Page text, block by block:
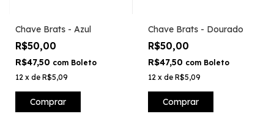
Chave Brats - Azul
R$50,00
R$47,50 com Boleto
12 x de R$5,09
Comprar
Chave Brats - Dourado
R$50,00
R$47,50 com Boleto
12 x de R$5,09
Comprar